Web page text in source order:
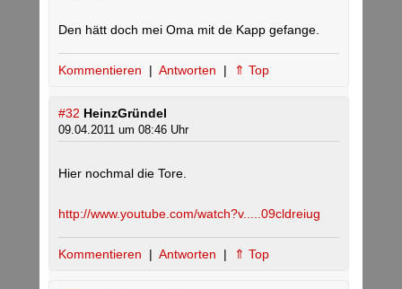
Den hätt doch mei Oma mit de Kapp gefange.
Kommentieren | Antworten | ⇑ Top
#32 HeinzGründel
09.04.2011 um 08:46 Uhr
Hier nochmal die Tore.
http://www.youtube.com/watch?v.....09cldreiug
Kommentieren | Antworten | ⇑ Top